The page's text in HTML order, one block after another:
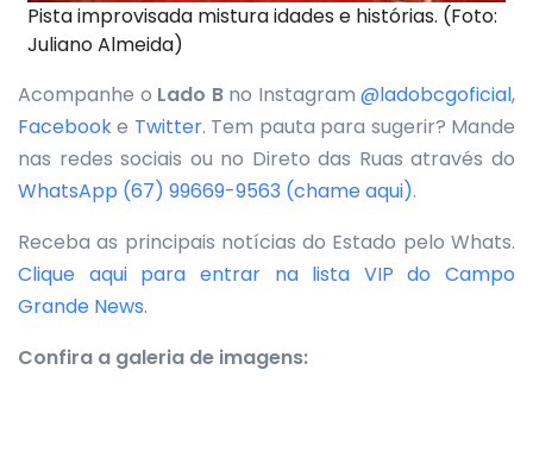
Pista improvisada mistura idades e histórias. (Foto:
Juliano Almeida)
Acompanhe o Lado B no Instagram @ladobcgoficial,
Facebooke Twitter. Tem pauta para sugerir? Mande
nas redes sociais ou no Direto das Ruas através do
WhatsApp (67) 99669-9563 (chame aqui).
Receba as principais notícias do Estado pelo Whats.
Clique aqui para entrar na lista VIP do Campo
Grande News.
Confira a galeria de imagens: